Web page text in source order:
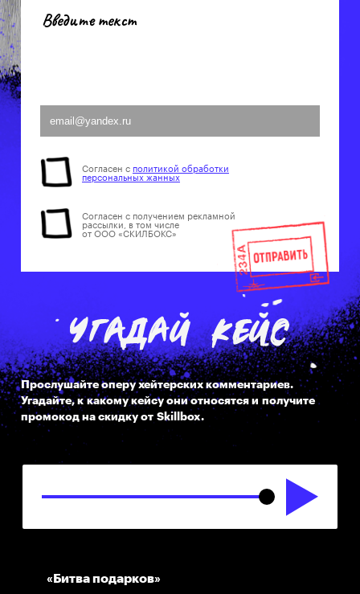
«руки-загребуки»
«Билайн»:
рекламная кампания «Гиги за шаги»
«Чистая линия» и Contrapunto:
вкусовые сосочки
SMM-продвижение бренда
презервативов Vizit
Blacklight выпустило посуду с кровью и
«Не верю»:
Согласен с политикой обработки
персональных жанных
Согласен с получением рекламной
рассылки, в том числе
от ООО «СКИЛБОКС»
Прослушайте оперу хейтерских комментариев.
Угадайте, к какому кейсу они относятся и получите
промокод на скидку от Skillbox.
«Битва подарков»